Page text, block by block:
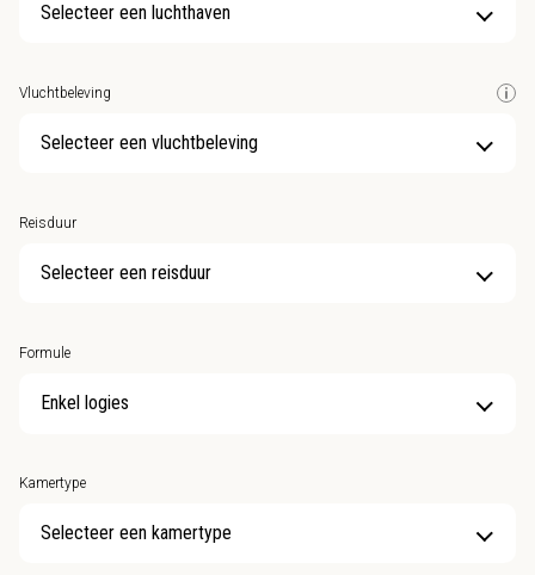
Selecteer een luchthaven
Vluchtbeleving
Selecteer een vluchtbeleving
Reisduur
Selecteer een reisduur
Formule
Kamertype
Selecteer een kamertype